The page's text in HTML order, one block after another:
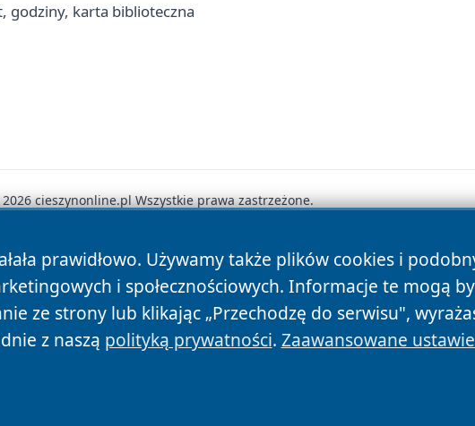
godziny, karta biblioteczna
prawidłowo. Używamy także plików cookies i
i społecznościowych. Informacje te mogą
ze strony lub klikając „Przechodzę do serwisu",
z naszą polityką prywatności. Zaawansowane
cieszynonline.pl Wszystkie prawa zastrzeżone.
Polityka Prywatności Polityka Cookies